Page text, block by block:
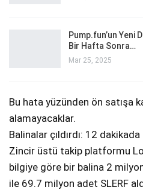
Pump.fun’un Yeni
Bir Hafta Sonra…
Mar 25, 2025
Bu hata yüzünden ön satışa
alamayacaklar.
Balinalar çıldırdı: 12
Zincir üstü takip platformu
bilgiye göre bir balina 2
ile 69.7 milyon adet SLERF